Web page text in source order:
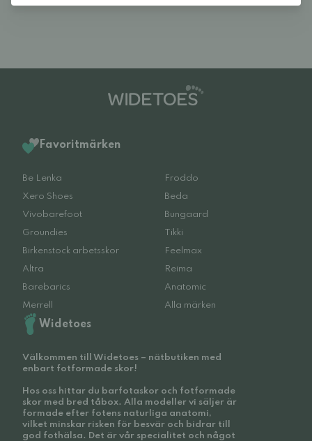
Favoritmärken
Be Lenka
Froddo
Xero Shoes
Beda
Vivobarefoot
Bungaard
Groundies
Tikki
Birkenstock arbetsskor
Feelmax
Altra
Reima
Barebarics
Anatomic
Merrell
Alla märken
Widetoes
Välkommen till Widetoes – nätbutiken med
enbart fotformade skor!
Hos oss hittar du barfotaskor och fotformade
skor med bred tåbox. Alla modeller vi säljer är
formade efter fotens naturliga anatomi,
vilket minskar risken för besvär och bidrar till
god fothälsa. Det är vår specialitet och något